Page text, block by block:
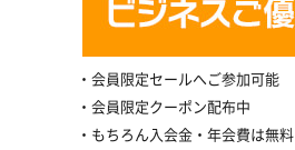
会員限定セールへご参加可能
会員限定クーポン配布中
もちろん入会金・年会費は無料